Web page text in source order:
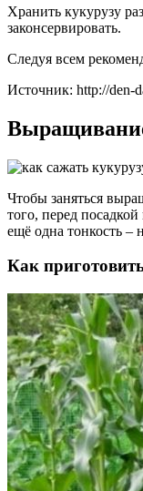
Хранить кукурузу
законсервировать.
Следуя всем
Источник: http://den-
Чтобы заняться
того, перед
ещё одна тонкость –
Как